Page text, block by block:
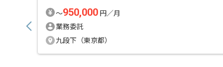
〜950,000 円／月
業務委託
九段下（東京都）